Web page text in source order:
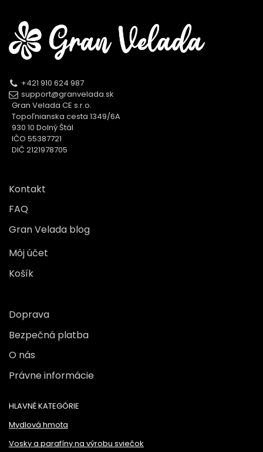
+421 910 624 987
support@granvelada.sk
Gran Velada CE s.r.o.
Topoľnianska cesta 1349/6A
930 10 Dolný Štál
IČO 55387721
DIČ 2121978705
Kontakt
FAQ
Gran Velada blog
Môj účet
Košík
Doprava
Bezpečná platba
O nás
Právne informácie
HLAVNÉ KATEGÓRIE
Mydlová hmota
Vosky a parafíny na výrobu sviečok